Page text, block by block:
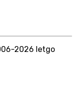
2026 letgo